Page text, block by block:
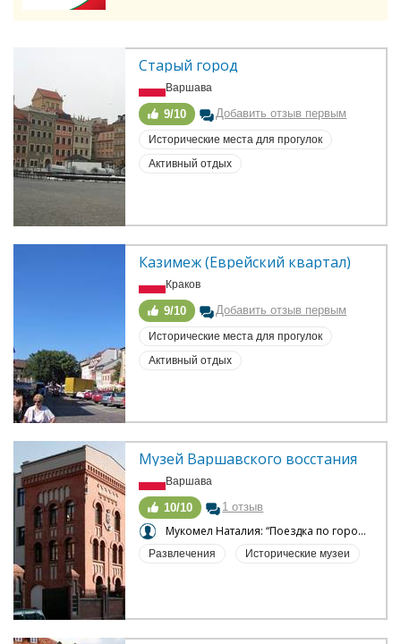
Старый город
Варшава
9/10 Добавить отзыв первым
Исторические места для прогулок
Активный отдых
Казимеж (Еврейский квартал)
Краков
9/10 Добавить отзыв первым
Исторические места для прогулок
Активный отдых
Музей Варшавского восстания
Варшава
10/10 1 отзыв
Мукомел Наталия: “Поездка по городам Польши”
Развлечения Исторические музеи